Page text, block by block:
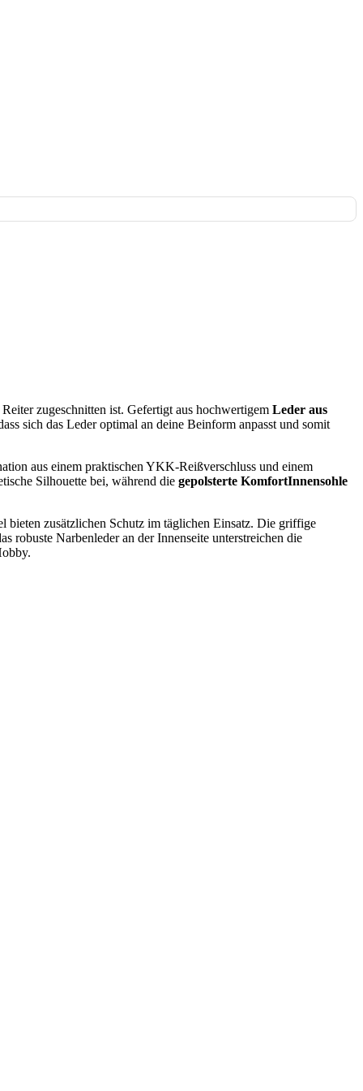
zugeschnitten ist. Gefertigt aus hochwertigem Leder aus
sich das Leder optimal an deine Beinform anpasst und somit
aus einem praktischen YKK-Reißverschluss und einem
Silhouette bei, während die gepolsterte KomfortInnensohle
bieten zusätzlichen Schutz im täglichen Einsatz. Die griffige
robuste Narbenleder an der Innenseite unterstreichen die